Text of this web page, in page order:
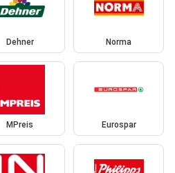
Dehner Norma
MPreis Eurospar